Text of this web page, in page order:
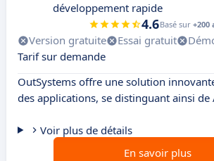
développement rapide
4.6Basé sur +200
Version gratuite Essai gratuit
Tarif sur demande
OutSystems offre une solution
des applications, se distinguant ainsi de
Voir plus de détails
En savoir plus